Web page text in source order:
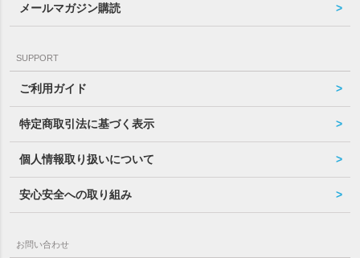
メールマガジン購読
SUPPORT
ご利用ガイド
特定商取引法に基づく表示
個人情報取り扱いについて
安心安全への取り組み
お問い合わせ